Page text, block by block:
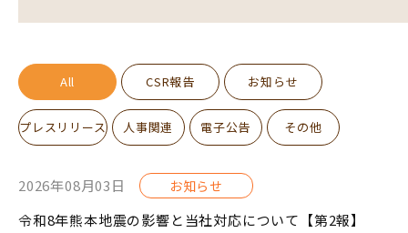
All CSR報告 お知らせ
プレスリリース 人事関連 電子公告 その他
2026年08月03日 お知らせ
令和8年熊本地震の影響と当社対応について【第2報】